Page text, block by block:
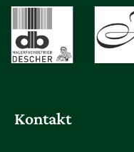
Kontakt